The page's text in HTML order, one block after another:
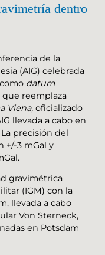
dentro
de la
(AIG) celebrada
datum
que reemplaza
Viena, oficializado
llevada a cabo en
precisión del
+/-3 mGal y
gravimétrica
(IGM) con la
llevada a cabo
Von Sterneck,
en Potsdam